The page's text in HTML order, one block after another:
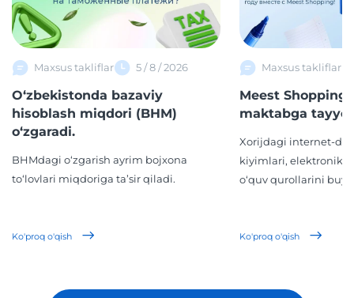
Maxsus takliflar 5 / 8 / 2026
O‘zbekistonda bazaviy
hisoblash miqdori (BHM)
o‘zgaradi.
BHMdagi o‘zgarish ayrim bojxona
to‘lovlari miqdoriga ta’sir qiladi.
Ko'proq o'qish
Maxsus takliflar
Meest Shopping
maktabga
Xorijdagi internet-
kiyimlari, elektronika,
o‘quv qurollarini
Ko'proq o'qish